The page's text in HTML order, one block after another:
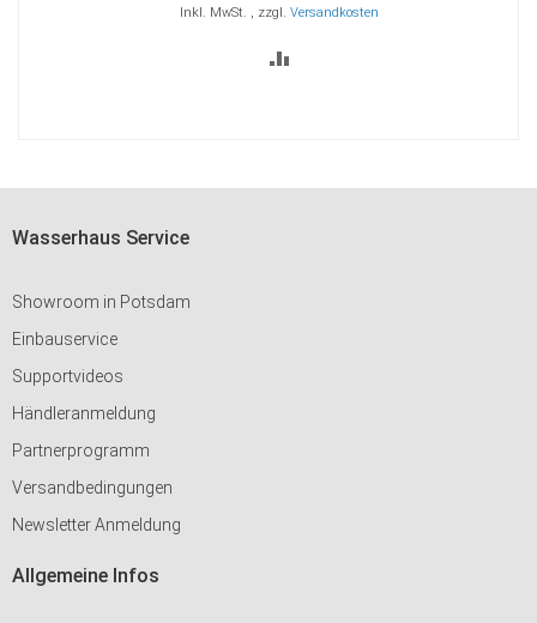
Inkl. MwSt., zzgl.Versandkosten
ZUR
Wasserhaus Service
Showroom in Potsdam
Einbauservice
Supportvideos
Händleranmeldung
Partnerprogramm
Versandbedingungen
Newsletter Anmeldung
Allgemeine Infos